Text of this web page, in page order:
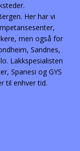
Her har vi
men også for
Sandnes,
Lakkspesialisten
Spanesi og GYS
til enhver tid.